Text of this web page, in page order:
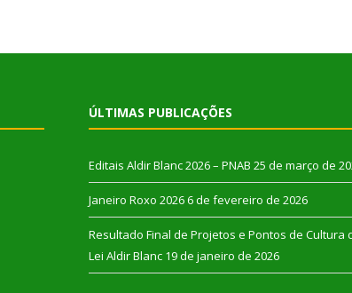
ÚLTIMAS PUBLICAÇÕES
Editais Aldir Blanc 2026 – PNAB 25 de março de
Janeiro Roxo 2026 6 de fevereiro de 2026
Resultado Final de Projetos e Pontos de Cultura
Lei Aldir Blanc 19 de janeiro de 2026